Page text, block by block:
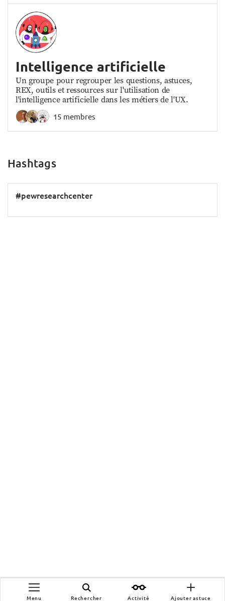
Intelligence artificielle
Un groupe pour regrouper les questions, astuces,
REX, outils et ressources sur l'utilisation de
l'intelligence artificielle dans les métiers de l'UX.
15 membres
Hashtags
#pewresearchcenter
Menu Rechercher
Activité
Ajouter astuce